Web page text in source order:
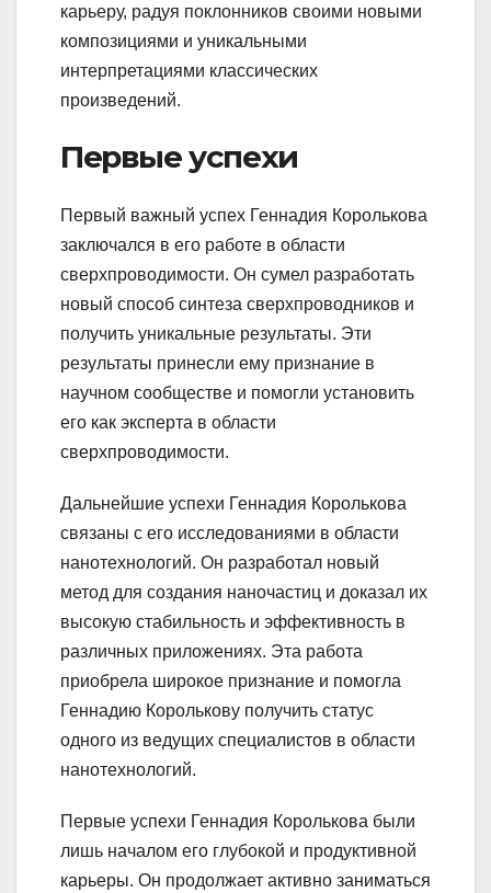
карьеру, радуя поклонников своими новыми
композициями и уникальными
интерпретациями классических
произведений.
Первые успехи
Первый важный успех Геннадия Королькова
заключался в его работе в области
сверхпроводимости. Он сумел разработать
новый способ синтеза сверхпроводников и
получить уникальные результаты. Эти
результаты принесли ему признание в
научном сообществе и помогли установить
его как эксперта в области
сверхпроводимости.
Дальнейшие успехи Геннадия Королькова
связаны с его исследованиями в области
нанотехнологий. Он разработал новый
метод для создания наночастиц и доказал их
высокую стабильность и эффективность в
различных приложениях. Эта работа
приобрела широкое признание и помогла
Геннадию Королькову получить статус
одного из ведущих специалистов в области
нанотехнологий.
Первые успехи Геннадия Королькова были
лишь началом его глубокой и продуктивной
карьеры. Он продолжает активно заниматься